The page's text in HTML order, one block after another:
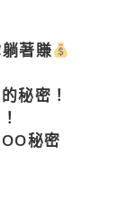
著賺
秘密！
秘密